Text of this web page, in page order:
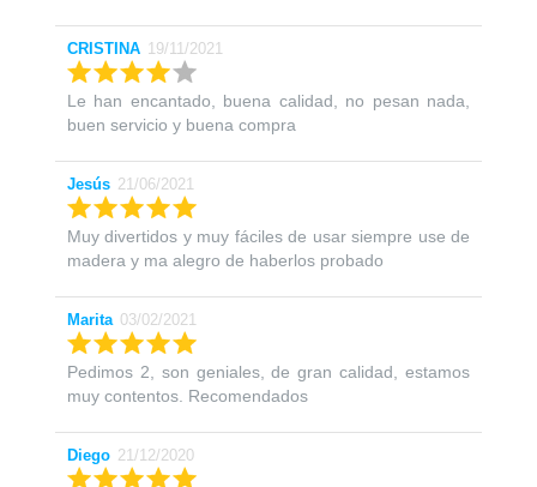
CRISTINA 19/11/2021
Le han encantado, buena calidad, no pesan nada,
buen servicio y buena compra
Jesús 21/06/2021
Muy divertidos y muy fáciles de usar siempre use de
madera y ma alegro de haberlos probado
Marita 03/02/2021
Pedimos 2, son geniales, de gran calidad, estamos
muy contentos. Recomendados
Diego 21/12/2020